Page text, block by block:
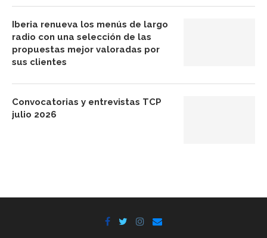
Iberia renueva los menús de largo
radio con una selección de las
propuestas mejor valoradas por
sus clientes
Convocatorias y entrevistas TCP
julio 2026